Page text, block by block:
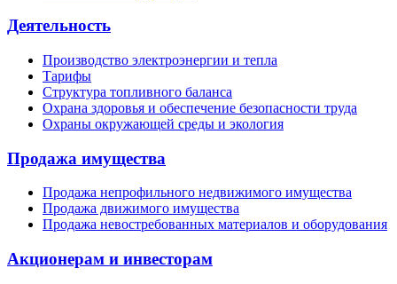
Деятельность
Производство электроэнергии и тепла
Тарифы
Структура топливного баланса
Охрана здоровья и обеспечение безопасности труда
Охраны окружающей среды и экология
Продажа имущества
Продажа непрофильного недвижимого имущества
Продажа движимого имущества
Продажа невостребованных материалов и оборудования
Акционерам и инвесторам